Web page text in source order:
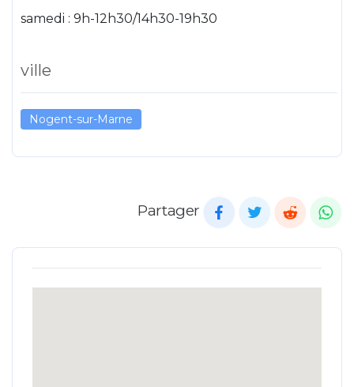
samedi : 9h-12h30/14h30-19h30
ville
Nogent-sur-Marne
Partager